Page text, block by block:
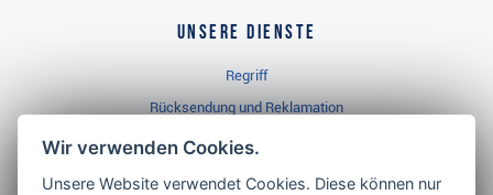
Unsere Dienste
Regriff
Rücksendung und Reklamation
Widerrufsbelehrung
Wir verwenden Cookies.
Unsere Website verwendet Cookies. Diese können nur